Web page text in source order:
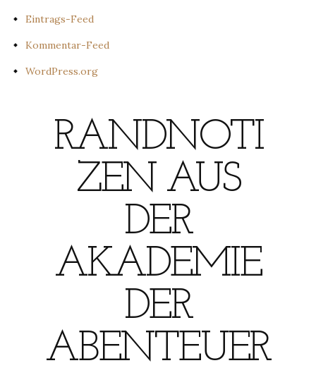
Eintrags-Feed
Kommentar-Feed
WordPress.org
RANDNOTI
ZEN AUS
DER
AKADEMIE
DER
ABENTEUER